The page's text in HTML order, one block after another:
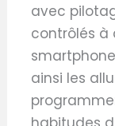
avec
contrôlés à
ainsi les